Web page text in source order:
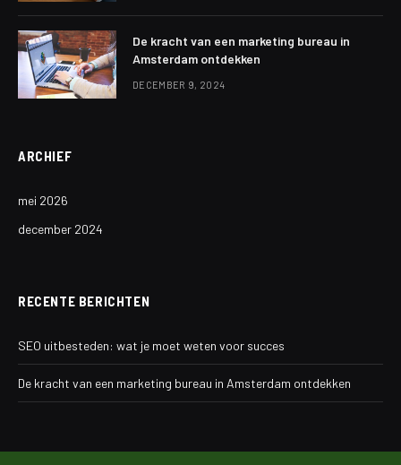
De kracht van een marketing bureau in
Amsterdam ontdekken
DECEMBER 9, 2024
ARCHIEF
mei 2026
december 2024
RECENTE BERICHTEN
SEO uitbesteden: wat je moet weten voor succes
De kracht van een marketing bureau in Amsterdam ontdekken